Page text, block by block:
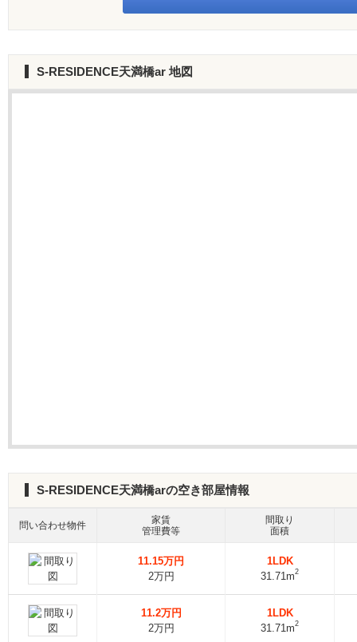
S-RESIDENCE天満橋ar 地図
S-RESIDENCE天満橋arの空き部屋情報
問い合わせ物件
家賃
管理費等
間取り
面積
11.15万円
2万円
1LDK
31.71m2
11.2万円
2万円
1LDK
31.71m2